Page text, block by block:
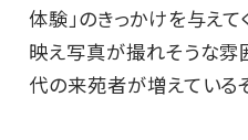
体験」のきっかけを与えて
映え写真が撮れそうな
代の来苑者が増えているそ